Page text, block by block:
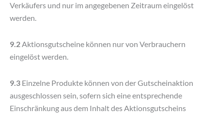
Verkäufers und nur im angegebenen Zeitraum eingelöst
werden.
9.2Aktionsgutscheine können nur von Verbrauchern
eingelöst werden.
9.3 Einzelne Produkte können von der Gutscheinaktion
ausgeschlossen sein, sofern sich eine entsprechende
Einschränkung aus dem Inhalt des Aktionsgutscheins